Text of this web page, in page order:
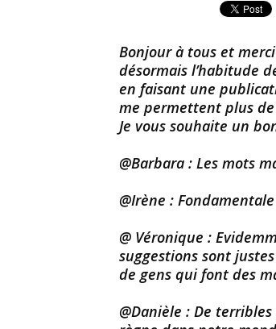
Bonjour à tous et
désormais l’habitude
en faisant une
me permettent plus
Je vous souhaite un
@Barbara : Les mots
@Irène :
@ Véronique :
suggestions sont
de gens qui font des
@Danièle : De